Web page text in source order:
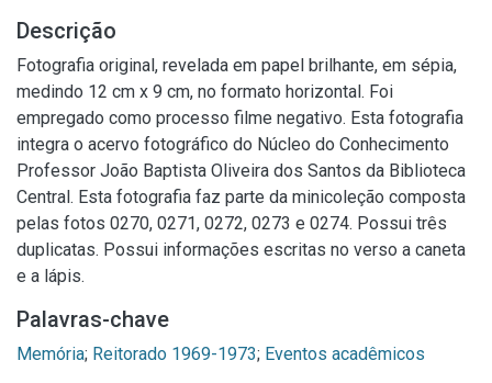
Descrição
Fotografia original, revelada em papel brilhante, em sépia,
medindo 12 cm x 9 cm, no formato horizontal. Foi
empregado como processo filme negativo. Esta fotografia
integra o acervo fotográfico do Núcleo do Conhecimento
Professor João Baptista Oliveira dos Santos da Biblioteca
Central. Esta fotografia faz parte da minicoleção composta
pelas fotos 0270, 0271, 0272, 0273 e 0274. Possui três
duplicatas. Possui informações escritas no verso a caneta
e a lápis.
Palavras-chave
Memória; Reitorado 1969-1973; Eventos acadêmicos